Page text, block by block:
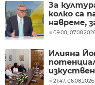
За
колко са
навреме,
Милошев
09:00,
Илияна
21:47, 06.08.2026